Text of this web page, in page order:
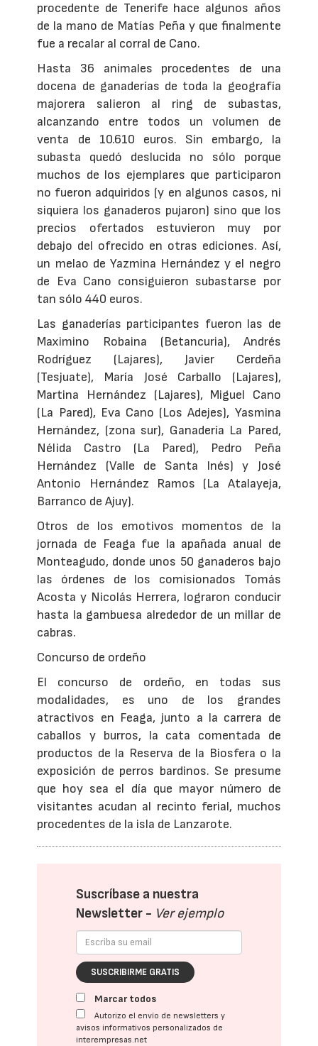
procedente de Tenerife hace algunos años
de la mano de Matías Peña y que finalmente
fue a recalar al corral de Cano.
Hasta 36 animales procedentes de una
docena de ganaderías de toda la geografía
majorera salieron al ring de subastas,
alcanzando entre todos un volumen de
venta de 10.610 euros. Sin embargo, la
subasta quedó deslucida no sólo porque
muchos de los ejemplares que participaron
no fueron adquiridos (y en algunos casos, ni
siquiera los ganaderos pujaron) sino que los
precios ofertados estuvieron muy por
debajo del ofrecido en otras ediciones. Así,
un melao de Yazmina Hernández y el negro
de Eva Cano consiguieron subastarse por
tan sólo 440 euros.
Las ganaderías participantes fueron las de
Maximino Robaina (Betancuria), Andrés
Rodríguez (Lajares), Javier Cerdeña
(Tesjuate), María José Carballo (Lajares),
Martina Hernández (Lajares), Miguel Cano
(La Pared), Eva Cano (Los Adejes), Yasmina
Hernández, (zona sur), Ganadería La Pared,
Nélida Castro (La Pared), Pedro Peña
Hernández (Valle de Santa Inés) y José
Antonio Hernández Ramos (La Atalayeja,
Barranco de Ajuy).
Otros de los emotivos momentos de la
jornada de Feaga fue la apañada anual de
Monteagudo, donde unos 50 ganaderos bajo
las órdenes de los comisionados Tomás
Acosta y Nicolás Herrera, lograron conducir
hasta la gambuesa alrededor de un millar de
cabras.
Concurso de ordeño
El concurso de ordeño, en todas sus
modalidades, es uno de los grandes
atractivos en Feaga, junto a la carrera de
caballos y burros, la cata comentada de
productos de la Reserva de la Biosfera o la
exposición de perros bardinos. Se presume
que hoy sea el día que mayor número de
visitantes acudan al recinto ferial, muchos
procedentes de la isla de Lanzarote.
Suscríbase a nuestra
Newsletter - Ver ejemplo
SUSCRIBIRME GRATIS
Marcar todos
Autorizo el envío de newsletters y
avisos informativos personalizados de
interempresas.net